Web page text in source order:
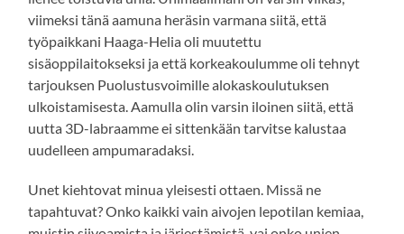
viimeksi tänä aamuna heräsin varmana siitä, että
työpaikkani Haaga-Helia oli muutettu
sisäoppilaitokseksi ja että korkeakoulumme oli tehnyt
tarjouksen Puolustusvoimille alokaskoulutuksen
ulkoistamisesta. Aamulla olin varsin iloinen siitä, että
uutta 3D-labraamme ei sittenkään tarvitse kalustaa
uudelleen ampumaradaksi.
Unet kiehtovat minua yleisesti ottaen. Missä ne
tapahtuvat? Onko kaikki vain aivojen lepotilan kemiaa,